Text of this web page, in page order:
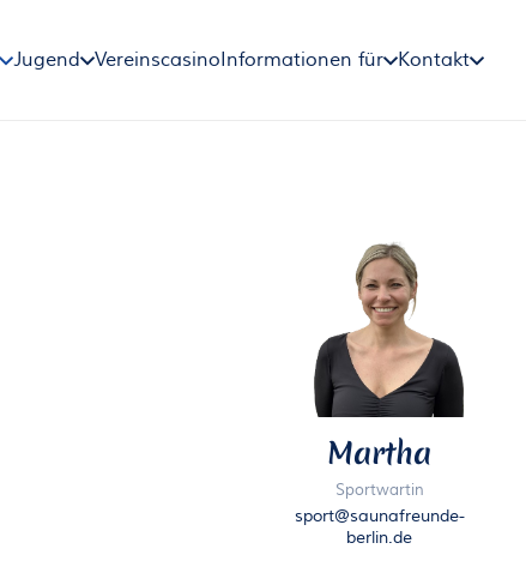
Jugend VereinscasinoInformationen für Kontakt
Martha
Sportwartin
sport@saunafreunde-
berlin.de